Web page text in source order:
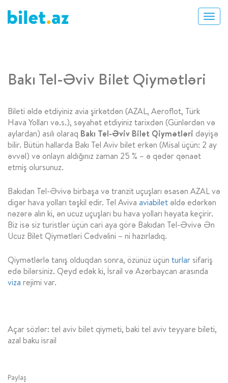
Bakı Tel-Əviv Bilet Qiymətləri
Bileti əldə etdiyiniz avia şirkətdən (AZAL, Aeroflot, Türk
Hava Yolları və.s.), səyahət etdiyiniz tarixdən (Günlərdən və
aylardan) asılı olaraq Bakı Tel-Əviv Bilet Qiymətləri dəyişə
bilir. Bütün hallarda Bakı Tel Aviv bilet erkən (Misal üçün: 2 ay
əvvəl) və onlayn aldığınız zaman 25 % – ə qədər qənaət
etmiş olursunuz.
Bakıdan Tel-Əvivə birbaşa və tranzit uçuşları əsasən AZAL və
digər hava yolları təşkil edir. Tel Aviva aviabilet əldə edərkən
nəzərə alın ki, ən ucuz uçuşları bu hava yolları həyata keçirir.
Biz isə siz turistlər üçün cari aya görə Bakıdan Tel-Əvivə Ən
Ucuz Bilet Qiymətləri Cədvəlini – ni hazırladıq.
Qiymətlərlə tanış olduqdan sonra, özünüz üçün turlar sifariş
edə bilərsiniz. Qeyd edək ki, İsrail və Azərbaycan arasında
viza rejimi var.
Açar sözlər: tel aviv bilet qiymeti, baki tel aviv teyyare bileti,
azal baku israil
Paylaş